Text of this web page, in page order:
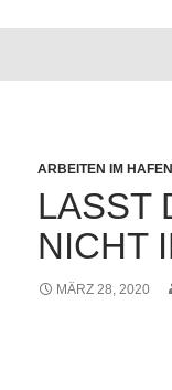
ARBEITEN IM HAFEN
LASST
NICHT
MÄRZ 28, 2020